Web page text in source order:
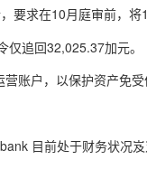
要求在10月庭审前，将
追回32,025.37加元。
账户，以保护资产免
目前处于财务状况